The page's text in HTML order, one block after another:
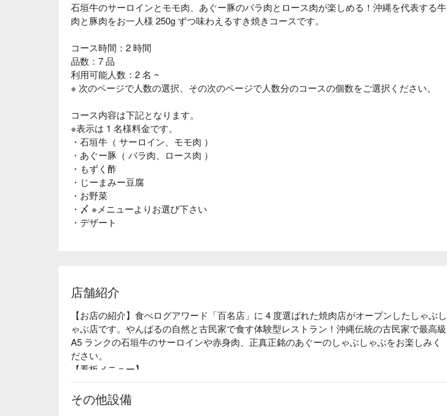
石垣牛のサーロインとモモ肉、あぐー豚のバラ肉とロース肉が楽しめる！沖縄を代表する牛
肉と豚肉をお一人様 250g ずつ味わえるすき焼きコースです。
コース時間：2 時間
品数：7 品
利用可能人数：2 名 ~
※ 次のページで人数の選択、その次のページで人数分のコースの個数をご選択ください。
コース内容は下記となります。
※表示は 1 名様料金です。
・石垣牛（ サーロイン、モモ肉 ）
・あぐー豚（ バラ肉、ロース肉 ）
・もずく酢
・じーまみー豆腐
・お野菜
・〆 ※メニューよりお選び下さい
・デザート
店舗紹介
【お店の紹介】食べログアワード「百名店」に 4 度選ばれた焼肉店がオープンしたしゃぶし
ゃぶ店です。やんばるの自然と古民家で食す体験型レストラン！沖縄伝統の古民家で最高級
A5 ランクの石垣牛のサーロインや赤身肉、正真正銘のあぐーのしゃぶしゃぶをお楽しみく
ださい。
【看板メニュー】
最高級 A5 ランクの石垣牛：正真正銘の石垣牛を出すお店に認定されています。より良い飼
育状況や飼育員を厳選し、本物の石垣牛を定期的に入荷するルートを開拓。是非、美味しい
石垣牛を味わってください。
その他設備